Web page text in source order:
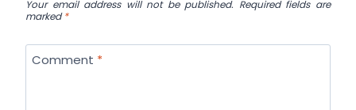
Your email address will not be published. Required fields are
marked*
Comment *